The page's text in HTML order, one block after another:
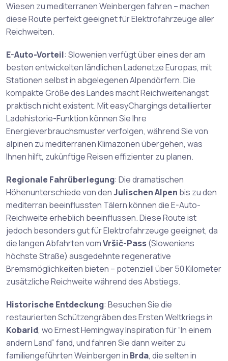
Wiesen zu mediterranen Weinbergen fahren – machen
diese Route perfekt geeignet für Elektrofahrzeuge aller
Reichweiten.
E-Auto-Vorteil: Slowenien verfügt über eines der am
besten entwickelten ländlichen Ladenetze Europas, mit
Stationen selbst in abgelegenen Alpendörfern. Die
kompakte Größe des Landes macht Reichweitenangst
praktisch nicht existent. Mit easyChargings detaillierter
Ladehistorie-Funktion können Sie Ihre
Energieverbrauchsmuster verfolgen, während Sie von
alpinen zu mediterranen Klimazonen übergehen, was
Ihnen hilft, zukünftige Reisen effizienter zu planen.
Regionale Fahrüberlegung: Die dramatischen
Höhenunterschiede von denJulischen Alpen bis zu den
mediterran beeinflussten Tälern können die E-Auto-
Reichweite erheblich beeinflussen. Diese Route ist
jedoch besonders gut für Elektrofahrzeuge geeignet, da
die langen Abfahrten vomVršič-Pass(Sloweniens
höchste Straße) ausgedehnte regenerative
Bremsmöglichkeiten bieten – potenziell über 50 Kilometer
zusätzliche Reichweite während des Abstiegs.
Historische Entdeckung: Besuchen Sie die
restaurierten Schützengräben des Ersten Weltkriegs in
Kobarid, wo Ernest Hemingway Inspiration für “In einem
andern Land” fand, und fahren Sie dann weiter zu
familiengeführten Weinbergen in Brda, die selten in